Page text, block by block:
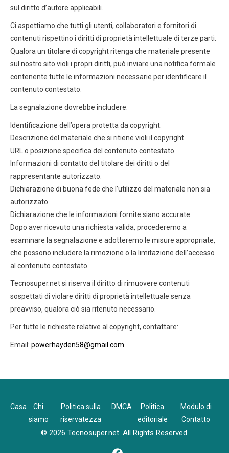
sul diritto d’autore applicabili.
Ci aspettiamo che tutti gli utenti, collaboratori e fornitori di
contenuti rispettino i diritti di proprietà intellettuale di terze parti.
Qualora un titolare di copyright ritenga che materiale presente
sul nostro sito violi i propri diritti, può inviare una notifica formale
contenente tutte le informazioni necessarie per identificare il
contenuto contestato.
La segnalazione dovrebbe includere:
Identificazione dell’opera protetta da copyright.
Descrizione del materiale che si ritiene violi il copyright.
URL o posizione specifica del contenuto contestato.
Informazioni di contatto del titolare dei diritti o del
rappresentante autorizzato.
Dichiarazione di buona fede che l’utilizzo del materiale non sia
autorizzato.
Dichiarazione che le informazioni fornite siano accurate.
Dopo aver ricevuto una richiesta valida, procederemo a
esaminare la segnalazione e adotteremo le misure appropriate,
che possono includere la rimozione o la limitazione dell’accesso
al contenuto contestato.
Tecnosuper.net si riserva il diritto di rimuovere contenuti
sospettati di violare diritti di proprietà intellettuale senza
preavviso, qualora ciò sia ritenuto necessario.
Per tutte le richieste relative al copyright, contattare:
Email: powerhayden58@gmail.com
Casa
Chi
siamo
Politica sulla
riservatezza
DMCA
Politica
editoriale
Modulo di
Contatto
© 2026 Tecnosuper.net. All Rights Reserved.